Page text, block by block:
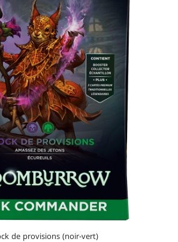
de provisions (noir-vert)